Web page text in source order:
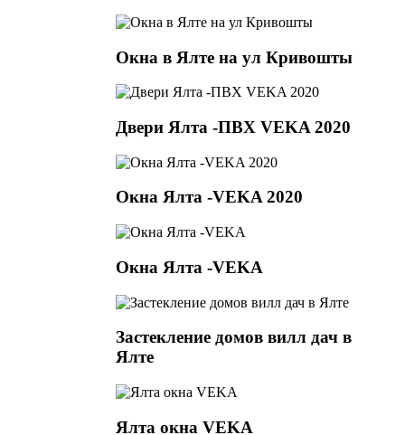
Окна в Ялте на ул Кривошты
Двери Ялта -ПВХ VEKA 2020
Окна Ялта -VEKA 2020
Окна Ялта -VEKA
Застекление домов вилл дач в
Ялте
Ялта окна VEKA